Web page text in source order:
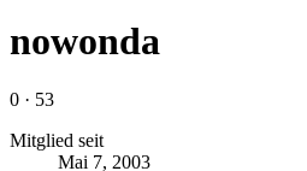
nowonda
0 · 53
Mitglied seit
Mai 7, 2003